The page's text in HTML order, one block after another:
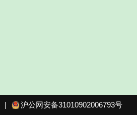
| 沪公网安备31010902006793号